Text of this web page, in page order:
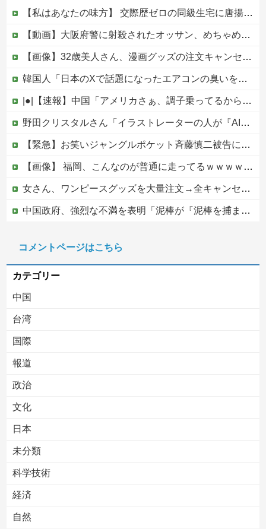
【私はあなたの味方】 交際歴ゼロの同級生宅に唐揚げや文庫本を20回以上届けた24歳女を逮捕
【動画】大阪府警に射殺されたオッサン、めちゃめちゃ苦しそうに死ぬ
【画像】32歳美人さん、漫画グッズの注文キャンセルを43億円分繰り返しまくり逮捕
韓国人「日本のXで話題になったエアコンの臭いを消す方法をご覧ください」→「これマジ？」
|●|【速報】中国「アメリカさぁ、調子乗ってるからお前らが頼ってる軍用中国ドローン輸出禁止するわw」
野田クリスタルさん「イラストレーターの人が『AIに仕事を奪われる』って言ってるけど、あなた達は"仕事を奪う側"じゃない？」他
【緊急】お笑いジャングルポケット斉藤慎二被告に懲役7年の求刑←これ…
【画像】 福岡、こんなのが普通に走ってるｗｗｗｗｗｗｗｗｗｗｗｗｗｗｗｗｗｗｗｗｗｗｗｗｗｗｗｗｗｗｗｗｗｗｗｗｗｗｗｗ
女さん、ワンピースグッズを大量注文→全キャンセルで逮捕ｗｗｗ
中国政府、強烈な不満を表明「泥棒が『泥棒を捕まえろ』と叫ぶようなやり口で中国を貶めている」と強く非難！
【移民政策反対】イオンの売り場で唐揚げを食う中国人の子供
コメントページはこちら
カテゴリー
中国
台湾
国際
報道
政治
文化
日本
未分類
科学技術
経済
自然